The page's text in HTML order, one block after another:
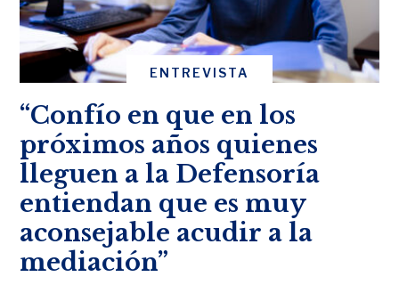
ENTREVISTA
“Confío en que en los
próximos años quienes
lleguen a la Defensoría
entiendan que es muy
aconsejable acudir a la
mediación”